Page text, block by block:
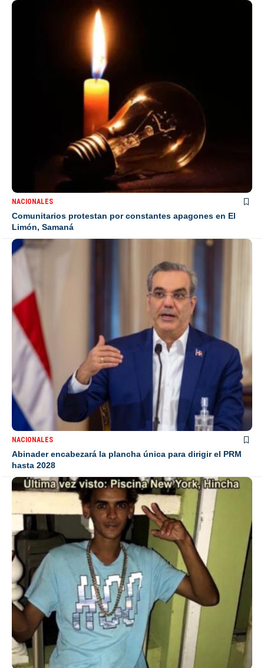
NACIONALES
Comunitarios protestan por constantes apagones en El
Limón, Samaná
NACIONALES
Abinader encabezará la plancha única para dirigir el PRM
hasta 2028